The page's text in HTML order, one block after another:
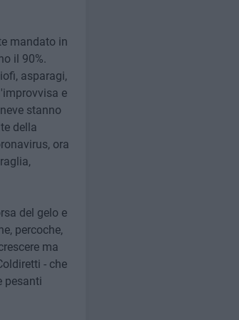
mandato in
il 90%.
asparagi,
e
stanno
della
ora
del gelo e
percoche,
ma
- che
pesanti